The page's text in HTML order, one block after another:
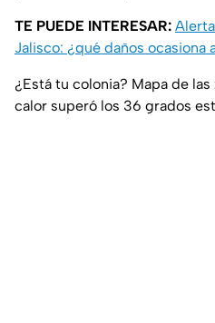
TE PUEDE INTERESAR:
Jalisco: ¿qué daños ocasiona
¿Está tu colonia? Mapa de
calor superó los 36 grados